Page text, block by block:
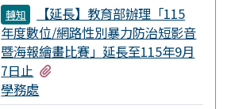
轉知
【延長】教育部辦理「115
年度數位/網路性別暴力防治短影音
暨海報繪畫比賽」延長至115年9月
7日止
學務處